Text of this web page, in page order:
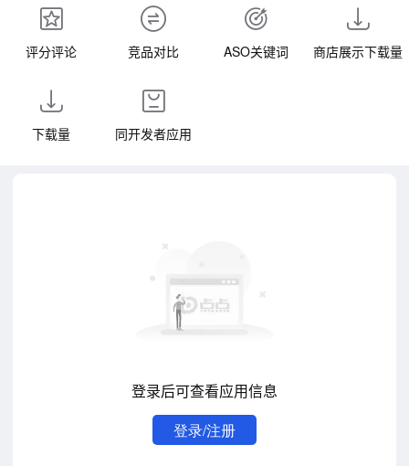
评分评论 竞品对比 ASO关键词 商店展示下载量
下载量 同开发者应用
登录后可查看应用信息
登录/注册